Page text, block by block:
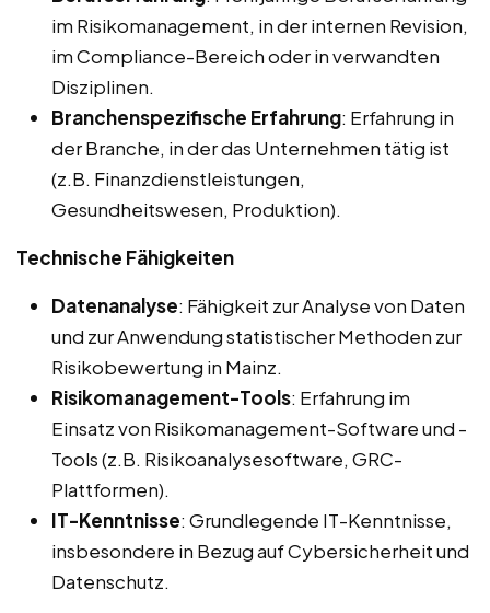
im Risikomanagement, in der internen Revision,
im Compliance-Bereich oder in verwandten
Disziplinen.
Branchenspezifische Erfahrung: Erfahrung in
der Branche, in der das Unternehmen tätig ist
(z.B. Finanzdienstleistungen,
Gesundheitswesen, Produktion).
Technische Fähigkeiten
Datenanalyse: Fähigkeit zur Analyse von Daten
und zur Anwendung statistischer Methoden zur
Risikobewertung in Mainz.
Risikomanagement-Tools: Erfahrung im
Einsatz von Risikomanagement-Software und -
Tools (z.B. Risikoanalysesoftware, GRC-
Plattformen).
IT-Kenntnisse: Grundlegende IT-Kenntnisse,
insbesondere in Bezug auf Cybersicherheit und
Datenschutz.